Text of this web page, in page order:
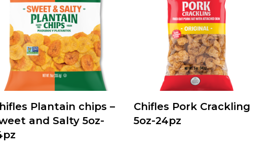
Plantain chips –
and Salty 5oz-
Chifles Pork Crackling
5oz-24pz